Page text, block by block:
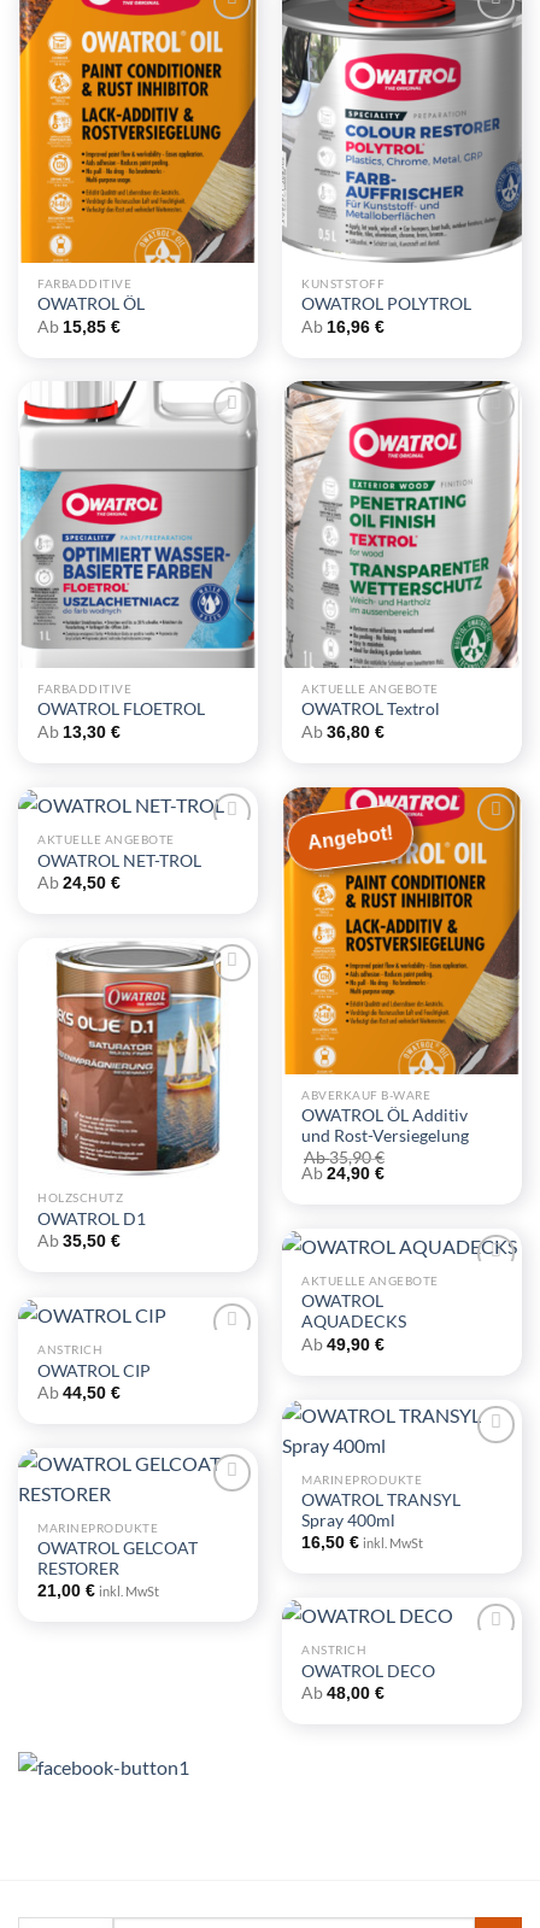
Zu
Wunschliste
hinzufügen
FARBADDITIVE
OWATROL ÖL
Ab 15,85€
Wunschliste
hinzufügen
KUNSTSTOFF
OWATROL POLYTROL
Ab 16,96€
Zu
FARBADDITIVE
OWATROL FLOETROL
Ab 13,30€
Wunschliste
hinzufügen
AKTUELLE ANGEBOTE
OWATROL Textrol
Ab36,80€
AKTUELLE ANGEBOTE
OWATROL NET-TROL
Ab24,50€
Angebot!
Zu
Wunschliste
hinzufügen
ABVERKAUF B-WARE
OWATROL ÖL Additiv
und Rost-Versiegelung
Ab35,90€
Ab24,90€
Zu
Wunschliste
hinzufügen
HOLZSCHUTZ
OWATROL D1
Ab35,50€
AKTUELLE ANGEBOTE
OWATROL
AQUADECKS
Ab49,90€
ANSTRICH
OWATROL CIP
Ab44,50€
Wunschliste
MARINEPRODUKTE
OWATROL TRANSYL
Spray 400ml
16,50€ inkl. MwSt
Wunschliste
MARINEPRODUKTE
OWATROL GELCOAT
RESTORER
21,00€ inkl. MwSt
ANSTRICH
OWATROL DECO
Ab48,00€